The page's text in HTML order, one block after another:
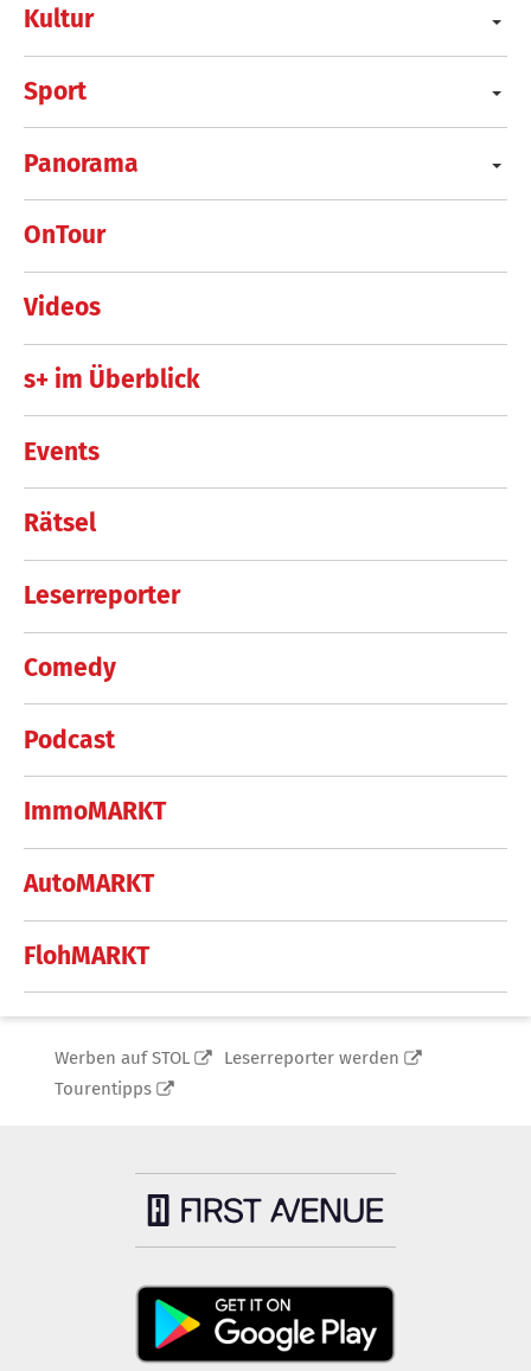
Kultur
Sport
Panorama
OnTour
Videos
s+ im Überblick
Events
Rätsel
Leserreporter
Comedy
Podcast
ImmoMARKT
AutoMARKT
FlohMARKT
Werben auf STOL
Leserreporter werden
Tourentipps